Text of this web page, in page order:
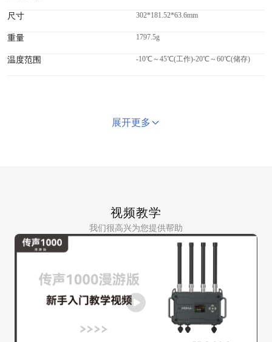
尺寸 302*181.52*63.6mm
重量 1797.5g
温度范围 -10℃～45℃(工作)-20℃～60℃(储存)
展开更多
视频教学
我们很高兴为您提供帮助